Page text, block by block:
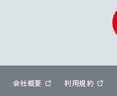
会社概要 利用規約